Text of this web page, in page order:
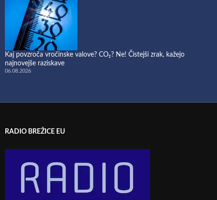
Kaj povzroča vročinske valove? CO₂? Ne! Čistejši zrak, kažejo
najnovejše raziskave
06.08.2026
RADIO BREŽICE EU